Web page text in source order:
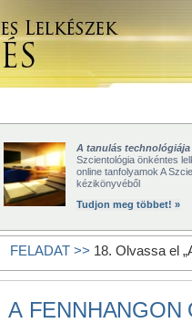
A tanulás
Szcientológia önkéntes
online tanfolyamok A
kézikönyvéből
Tudjon meg többet! »
FELADAT >> 18. Olvassa el
A FENNHANGON